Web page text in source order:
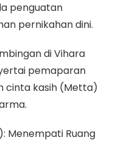
penguatan
pernikahan dini.
di Vihara
pemaparan
cinta kasih (Metta)
Menempati Ruang